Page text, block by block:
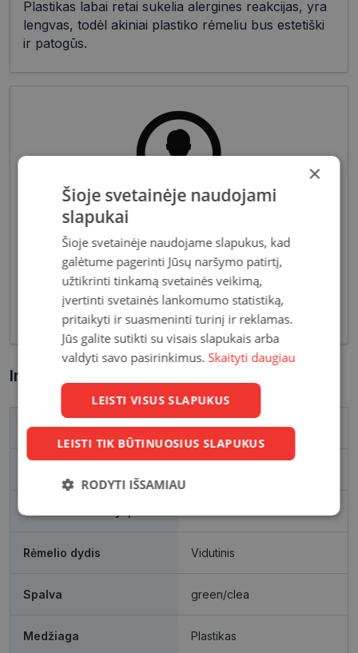
Plastikas labai retai sukelia alergines reakcijas, yra
lengvas, todėl akiniai plastiko rėmeliu bus estetiški
ir patogūs.
Pagrindiniai reikalavimai, keliami vyriškiems
akiniams - patvarios medžiagos bei solidžios
vyriškos formos, derančios prie įvairių vyriškų
aprangos stilių. Dėl funkcionalumo bei puikių
optinių savybių, vyriški akiniai skirti nešiojimui
kasdien, vairavimui bei sportui.
Informacija apie prekę
Prekės ženklas POLICE
Rėmelio dydis Vidutinis
Spalva green/clea
Medžiaga Plastikas
×
Šioje svetainėje naudojami
slapukai
Šioje svetainėje naudojame slapukus, kad
galėtume pagerinti Jūsų naršymo patirtį,
užtikrinti tinkamą svetainės veikimą,
įvertinti svetainės lankomumo statistiką,
pritaikyti ir suasmeninti turinį ir reklamas.
Jūs galite sutikti su visais slapukais arba
valdyti savo pasirinkimus. Skaityti daugiau
LEISTI VISUS SLAPUKUS
LEISTI TIK BŪTINUOSIUS SLAPUKUS
RODYTI IŠSAMIAU
Būtinieji
Statistikos
slapukai
Rinkodaros
slapukai
Neklasifikuoti